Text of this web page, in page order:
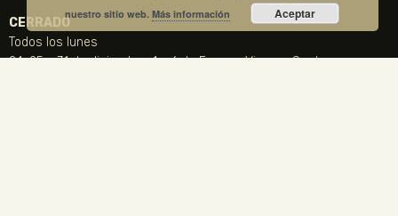
CERRADO
Todos los lunes
24, 25 y 31 de diciembre, 1 y 6 de Enero y Viernes Santo
nuestro sitio web.Más información Aceptar